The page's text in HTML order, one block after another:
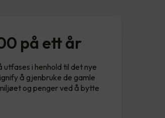
på ett år
utfases i henhold til det nye
å gjenbruke de gamle
og penger ved å bytte